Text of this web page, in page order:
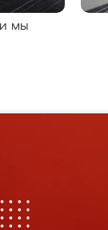
мы